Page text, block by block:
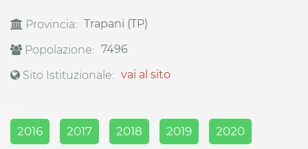
Provincia: Trapani (TP)
Popolazione: 7496
Sito Istituzionale: vai al sito
2016 2017 2018 2019 2020